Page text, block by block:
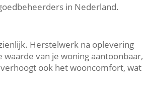
in Nederland.​
Herstelwerk na oplevering
van je woning aantoonbaar,
ook het wooncomfort, wat